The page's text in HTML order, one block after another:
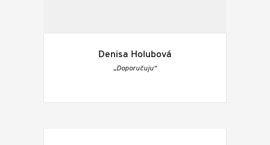
Denisa Holubová
„Doporučuju“